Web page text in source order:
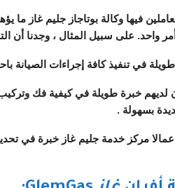
فيها وكالة بوتاجاز جليم غاز ما
واحد. على سبيل المثال ، وجدنا أن
لديهم خبرة طويلة في كيفية فك وتركيب
بسهولة .
مركز خدمة جليم غاز خبرة في